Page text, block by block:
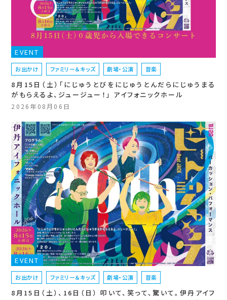
EVENT
お出かけ ファミリー＆キッズ 劇場・公演 音楽
8月15日（土）「にじゅうとびをにじゅうとんだらにじゅうまる
がもらえるよ、ジュージュー！」 アイフォニックホール
2026年08月06日
EVENT
お出かけ ファミリー＆キッズ 劇場・公演 音楽
8月15日（土）、16日（日） 叩いて、笑って、驚いて。伊丹アイフ